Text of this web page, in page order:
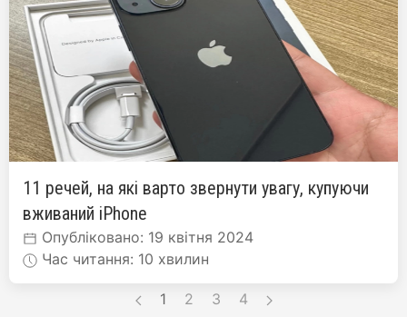
11 речей, на які варто звернути увагу, купуючи
вживаний iPhone
Опубліковано: 19 квітня 2024
Час читання: 10 хвилин
1 2 3 4